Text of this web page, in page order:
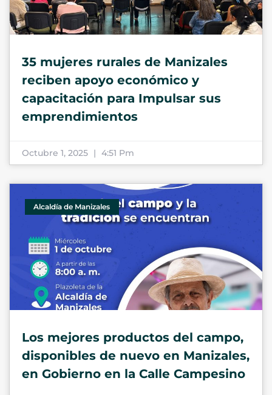
35 mujeres rurales de Manizales
reciben apoyo económico y
capacitación para Impulsar sus
emprendimientos
Octubre 1, 2025 4:51 Pm
Alcaldía de Manizales
Los mejores productos del campo,
disponibles de nuevo en Manizales,
en Gobierno en la Calle Campesino